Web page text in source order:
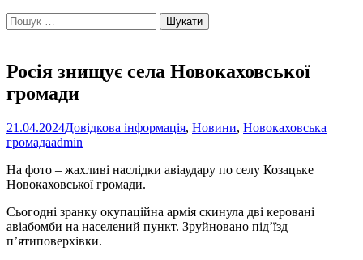
Пошук:
Росія знищує села Новокаховської
громади
21.04.2024Довідкова інформація, Новини, Новокаховська
громадаadmin
На фото – жахливі наслідки авіаудару по селу Козацьке
Новокаховської громади.
Сьогодні зранку окупаційна армія скинула дві керовані
авіабомби на населений пункт. Зруйновано під’їзд
п’ятиповерхівки.